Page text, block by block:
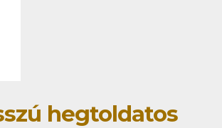
hegtoldatos